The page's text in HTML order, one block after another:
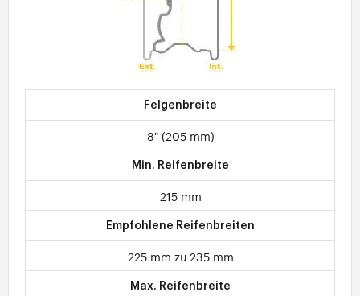
Felgenbreite
8" (205 mm)
Min. Reifenbreite
215 mm
Empfohlene Reifenbreiten
225 mm zu 235 mm
Max. Reifenbreite